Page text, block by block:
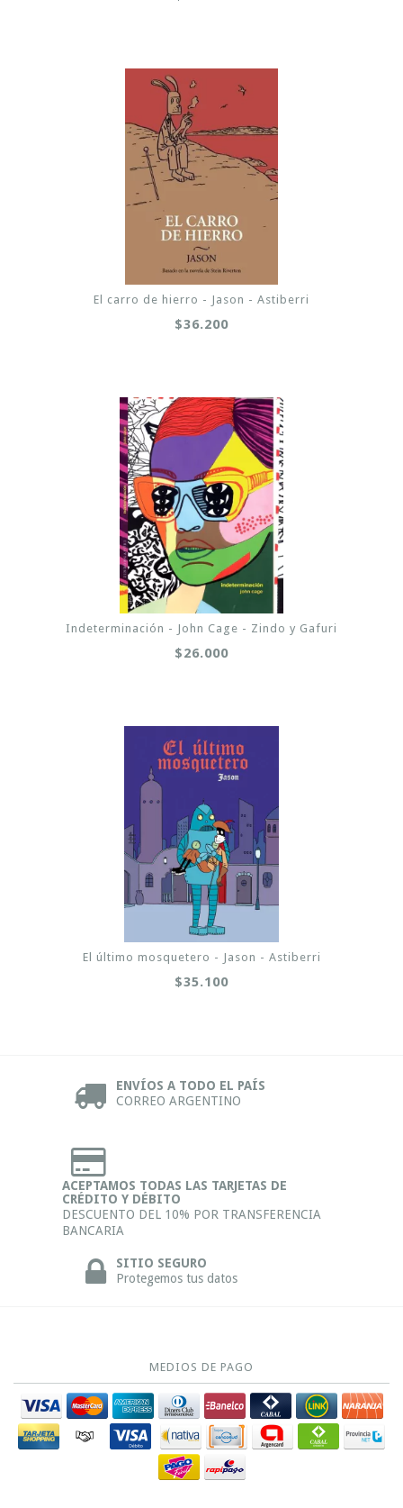
El carro de hierro - Jason - Astiberri
$36.200
Indeterminación - John Cage - Zindo y Gafuri
$26.000
El último mosquetero - Jason - Astiberri
$35.100
ENVÍOS A TODO EL PAÍS
CORREO ARGENTINO
ACEPTAMOS TODAS LAS TARJETAS DE
CRÉDITO Y DÉBITO
DESCUENTO DEL 10% POR TRANSFERENCIA
BANCARIA
SITIO SEGURO
Protegemos tus datos
MEDIOS DE PAGO